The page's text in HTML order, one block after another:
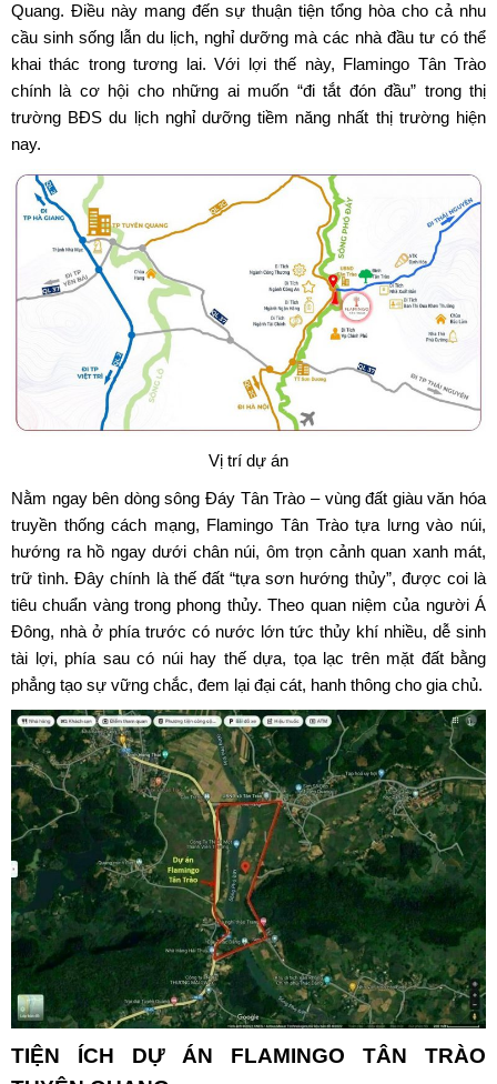
Quang. Điều này mang đến sự thuận tiện tổng hòa cho cả nhu
cầu sinh sống lẫn du lịch, nghỉ dưỡng mà các nhà đầu tư có thể
khai thác trong tương lai. Với lợi thế này, Flamingo Tân Trào
chính là cơ hội cho những ai muốn “đi tắt đón đầu” trong thị
trường BĐS du lịch nghỉ dưỡng tiềm năng nhất thị trường hiện
nay.
Vị trí dự án
Nằm ngay bên dòng sông Đáy Tân Trào – vùng đất giàu văn hóa
truyền thống cách mạng, Flamingo Tân Trào tựa lưng vào núi,
hướng ra hồ ngay dưới chân núi, ôm trọn cảnh quan xanh mát,
trữ tình. Đây chính là thế đất “tựa sơn hướng thủy”, được coi là
tiêu chuẩn vàng trong phong thủy. Theo quan niệm của người Á
Đông, nhà ở phía trước có nước lớn tức thủy khí nhiều, dễ sinh
tài lợi, phía sau có núi hay thế dựa, tọa lạc trên mặt đất bằng
phẳng tạo sự vững chắc, đem lại đại cát, hanh thông cho gia chủ.
TIỆN ÍCH DỰ ÁN FLAMINGO TÂN TRÀO